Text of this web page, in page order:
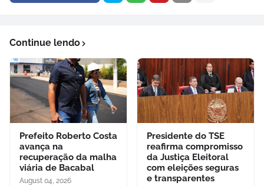
Continue lendo
Prefeito Roberto Costa
avança na
recuperação da malha
viária de Bacabal
August 04, 2026
Presidente do TSE
reafirma compromisso
da Justiça Eleitoral
com eleições seguras
e transparentes